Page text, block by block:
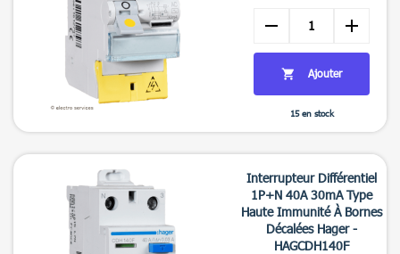
Aperçu rapide
remove add
 Ajouter
15 en stock
Interrupteur Différentiel
1P+N 40A 30mA Type
Haute Immunité À Bornes
Décalées Hager -
HAGCDH140F